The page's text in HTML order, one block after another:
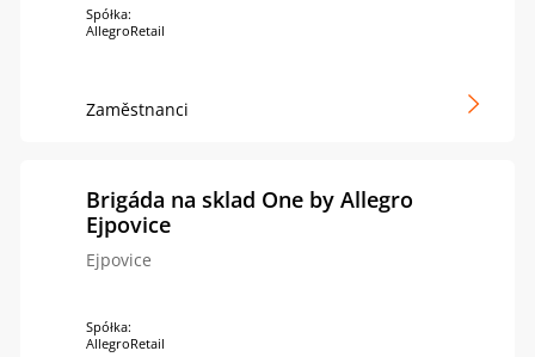
Spółka:
AllegroRetail
Zaměstnanci
Brigáda na sklad One by Allegro
Ejpovice
Ejpovice
Spółka:
AllegroRetail